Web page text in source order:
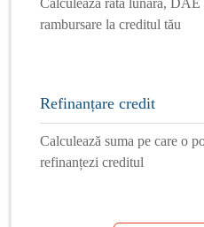
rambursare la creditul tău
Refinanțare credit
Calculează suma pe care o
refinanțezi creditul